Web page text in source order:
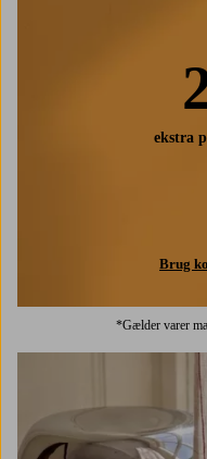
ekstra
Brug
*Gælder varer